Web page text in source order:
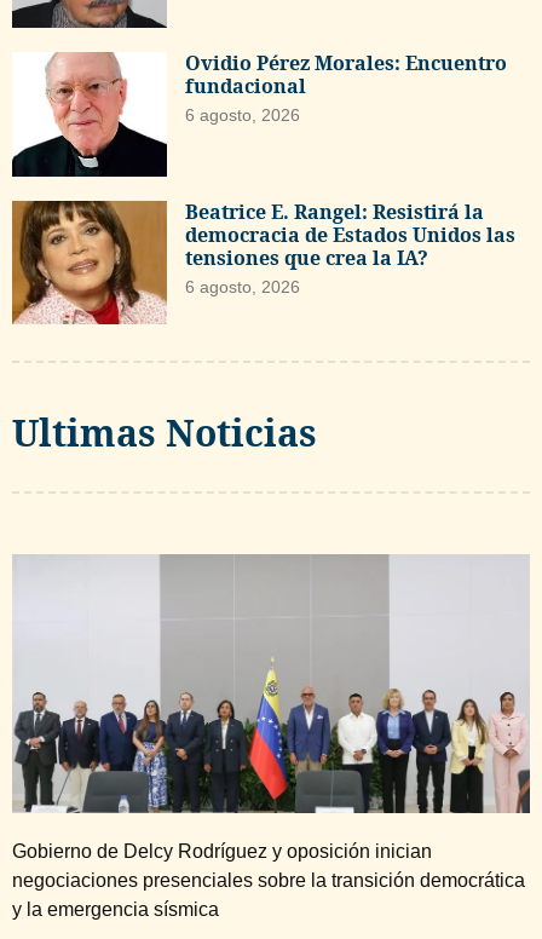
Ovidio Pérez Morales: Encuentro
fundacional
6 agosto, 2026
Beatrice E. Rangel: Resistirá la
democracia de Estados Unidos las
tensiones que crea la IA?
6 agosto, 2026
Ultimas Noticias
Gobierno de Delcy Rodríguez y oposición inician
negociaciones presenciales sobre la transición democrática
y la emergencia sísmica